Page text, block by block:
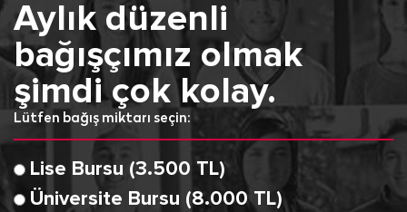
Aylık düzenli
bağışçımız olmak
şimdi çok kolay.
Lütfen bağış miktarı seçin:
Lise Bursu (3.500 TL)
Üniversite Bursu (8.000 TL)